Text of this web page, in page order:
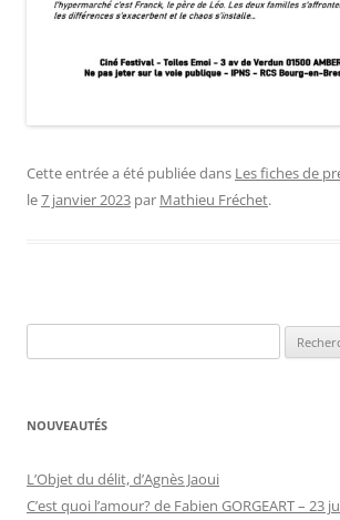
Cette entrée a été publiée dans Les fiches de
le7 janvier 2023 par Mathieu Fréchet.
NOUVEAUTÉS
L’Objet du délit, d’Agnès Jaoui
C’est quoi l’amour? de Fabien GORGEART – 23